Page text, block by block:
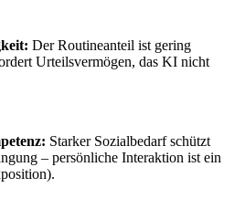
: Der Routineanteil ist gering
Urteilsvermögen, das KI nicht
: Starker Sozialbedarf schützt
– persönliche Interaktion ist ein